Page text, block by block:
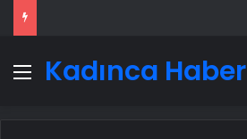
Menü
Kadınca Haber